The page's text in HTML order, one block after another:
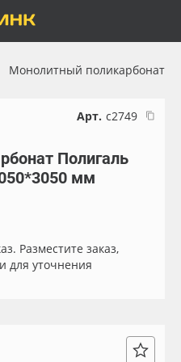
Монолитный поликарбонат
Арт. с2749
Полигаль
мм
Разместите заказ,
для уточнения